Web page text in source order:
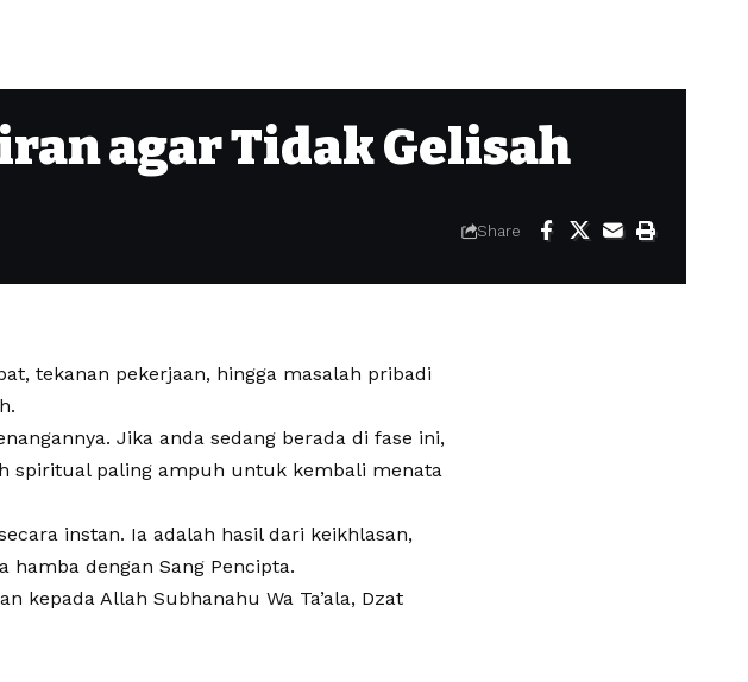
agar Tidak Gelisah
Share
tekanan pekerjaan, hingga masalah pribadi
Jika anda sedang berada di fase ini,
spiritual paling ampuh untuk kembali menata
instan. Ia adalah hasil dari keikhlasan,
hamba dengan Sang Pencipta.
kepada Allah Subhanahu Wa Ta’ala, Dzat